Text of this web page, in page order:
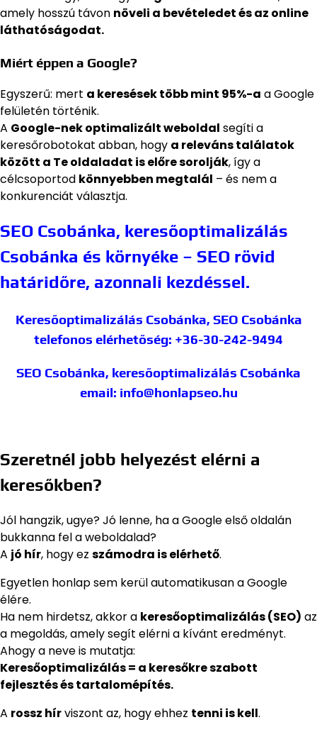
amely hosszú távon növeli a bevételedet és az online
láthatóságodat.
Miért éppen a Google?
Egyszerű: mert a keresések több mint 95%-a a Google
felületén történik.
A Google-nek optimalizált weboldal segíti a
keresőrobotokat abban, hogy a releváns találatok
között a Te oldaladat is előre sorolják, így a
célcsoportod könnyebben megtalál – és nem a
konkurenciát választja.
SEO Csobánka, keresőoptimalizálás
Csobánka és környéke – SEO rövid
határidőre, azonnali kezdéssel.
Keresőoptimalizálás Csobánka, SEO Csobánka
telefonos elérhetőség: +36-30-242-9494
SEO Csobánka, keresőoptimalizálás Csobánka
email: info@honlapseo.hu
Szeretnél jobb helyezést elérni a
keresőkben?
Jól hangzik, ugye? Jó lenne, ha a Google első oldalán
bukkanna fel a weboldalad?
A jó hír, hogy ez számodra is elérhető.
Egyetlen honlap sem kerül automatikusan a Google
élére.
Ha nem hirdetsz, akkor a keresőoptimalizálás (SEO) az
a megoldás, amely segít elérni a kívánt eredményt.
Ahogy a neve is mutatja:
Keresőoptimalizálás = a keresőkre szabott
fejlesztés és tartalomépítés.
A rossz hírviszont az, hogy ehhez tenni is kell.